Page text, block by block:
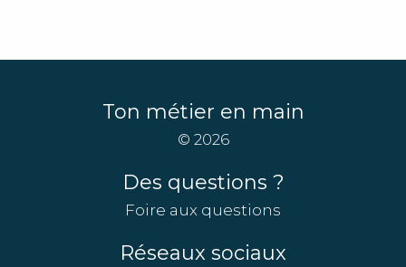
Ton métier en main
© 2026
Des questions ?
Foire aux questions
Réseaux sociaux